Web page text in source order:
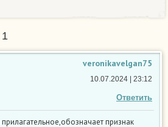
1
veronikavelgan75
Ответить
10.07.2024 | 23:12
признак